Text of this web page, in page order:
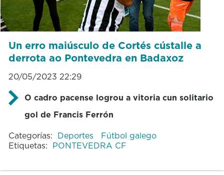
Un erro maiúsculo de Cortés cústalle a
derrota ao Pontevedra en Badaxoz
20/05/2023 22:29
O cadro pacense logrou a vitoria cun solitario
gol de Francis Ferrón
Categorías: Deportes
Fútbol galego
Etiquetas: PONTEVEDRA CF